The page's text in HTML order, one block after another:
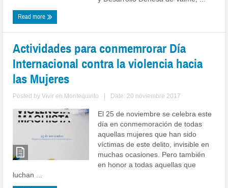
Read more
Actividades para conmemrorar Día
Internacional contra la violencia hacia
las Mujeres
Posted byVivir en Montequinto Date: 20 noviembre 2017
El 25 de noviembre se celebra este
día en conmemoración de todas
aquellas mujeres que han sido
víctimas de este delito, invisible en
muchas ocasiones. Pero también
en honor a todas aquellas que
luchan ...